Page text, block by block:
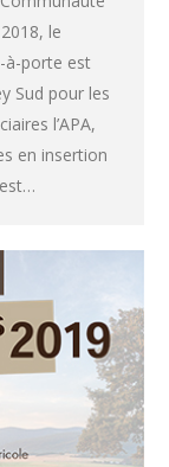
le
à-porte est
Sud pour les
l’APA,
en insertion